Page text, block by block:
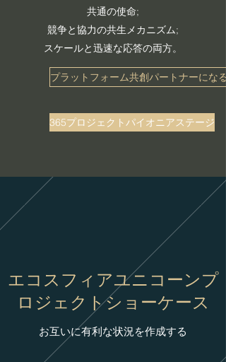
共通の使命;
競争と協力の共生メカニズム;
スケールと迅速な応答の両方。
プラットフォーム共創パートナーになる
365プロジェクトパイオニアステージ
エコスフィアユニコーンプ
ロジェクトショーケース
お互いに有利な状況を作成する